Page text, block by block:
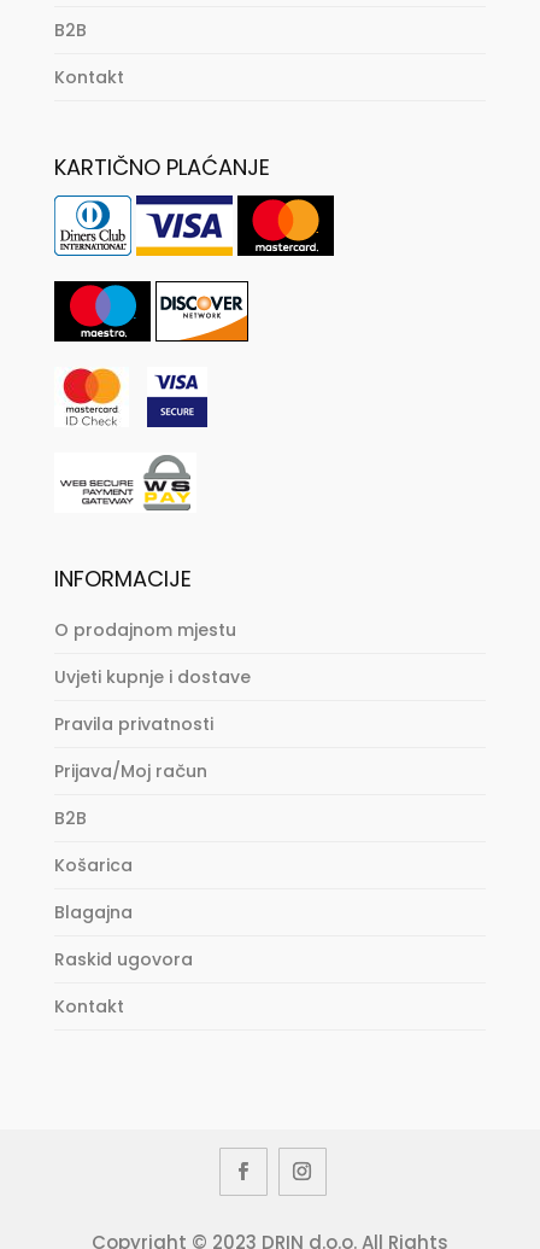
B2B
Kontakt
KARTIČNO PLAĆANJE
INFORMACIJE
O prodajnom mjestu
Uvjeti kupnje i dostave
Pravila privatnosti
Prijava/Moj račun
B2B
Košarica
Blagajna
Raskid ugovora
Kontakt
Copyright © 2023 DRIN d.o.o. All Rights